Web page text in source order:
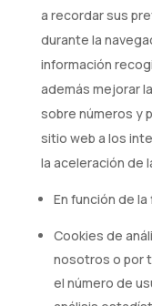
a recordar sus
durante la
información
además mejorar
sobre números y
sitio web a los
la aceleración de
En función de
Cookies de
nosotros o por
el número de